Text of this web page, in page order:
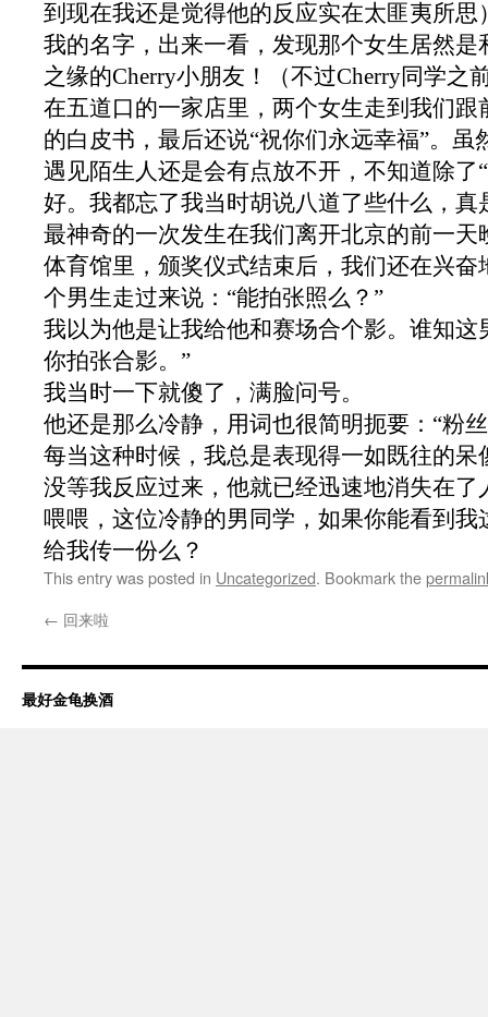
到现在我还是觉得他的反应实在太匪夷所
我的名字，出来一看，发现那个女生居然
之缘的Cherry小朋友！（不过Cherry 同学之
在五道口的一家店里，两个女生走到我们
的白皮书，最后还说“祝你们永远幸福”。虽
遇见陌生人还是会有点放不开，不知道除了
好。我都忘了我当时胡说八道了些什么，真
最神奇的一次发生在我们离开北京的前一
体育馆里，颁奖仪式结束后，我们还在兴
个男生走过来说：“能拍张照么？”
我以为他是让我给他和赛场合个影。谁知这
你拍张合影。”
我当时一下就傻了，满脸问号。
他还是那么冷静，用词也很简明扼要：“粉
每当这种时候，我总是表现得一如既往的
没等我反应过来，他就已经迅速地消失在了
喂喂，这位冷静的男同学，如果你能看到
给我传一份么？
This entry was posted in Uncategorized. Bookmark the
← 回来啦
最好金龟换酒